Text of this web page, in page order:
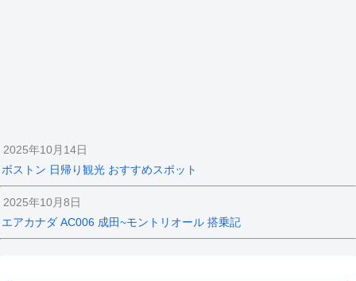
2025年10月14日
ボストン 日帰り観光 おすすめスポット
2025年10月8日
エアカナダ AC006 成田~モントリオール 搭乗記